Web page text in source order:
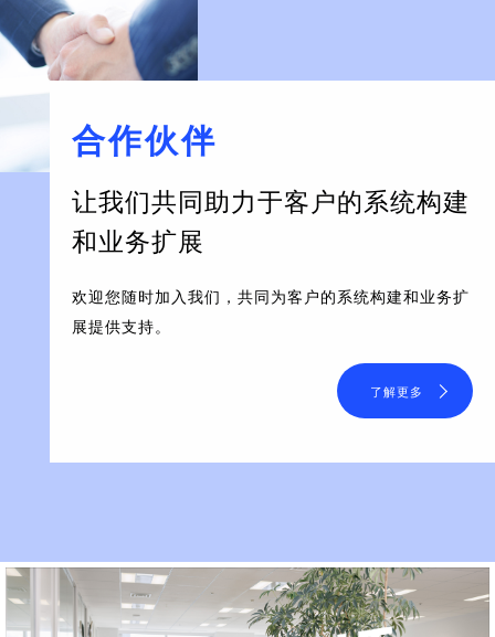
合作伙伴
让我们共同助力于客户的系统构建
和业务扩展
欢迎您随时加入我们，共同为客户的系统构建和业务扩
展提供支持。
了解更多